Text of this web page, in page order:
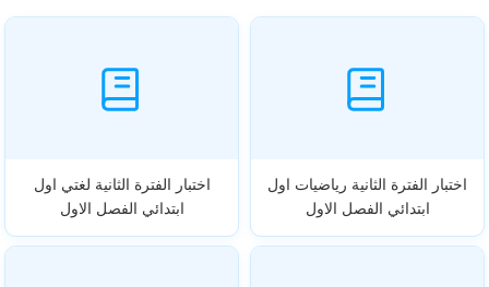
اختبار الفترة الثانية رياضيات اول
ابتدائي الفصل الاول
اختبار الفترة الثانية لغتي اول
ابتدائي الفصل الاول